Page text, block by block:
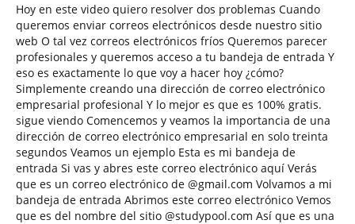
Hoy en este video quiero resolver dos problemas Cuando
queremos enviar correos electrónicos desde nuestro sitio
web O tal vez correos electrónicos fríos Queremos parecer
profesionales y queremos acceso a tu bandeja de entrada Y
eso es exactamente lo que voy a hacer hoy ¿cómo?
Simplemente creando una dirección de correo electrónico
empresarial profesional Y lo mejor es que es 100% gratis.
sigue viendo Comencemos y veamos la importancia de una
dirección de correo electrónico empresarial en solo treinta
segundos Veamos un ejemplo Esta es mi bandeja de
entrada Si vas y abres este correo electrónico aquí Verás
que es un correo electrónico de @gmail.com Volvamos a mi
bandeja de entrada Abrimos este correo electrónico Vemos
que es del nombre del sitio @studypool.com Así que es una